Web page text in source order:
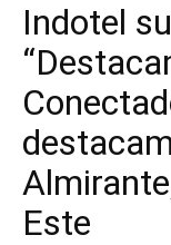
Indotel
Este